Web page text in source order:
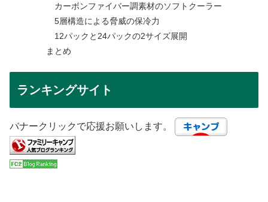
カーボンファイバー調素材のソフトクーラー
5層構造による脅威の保冷力
12パックと24パックの2サイズ展開
まとめ
ランキングサイト
バナークリックで応援お願いします。